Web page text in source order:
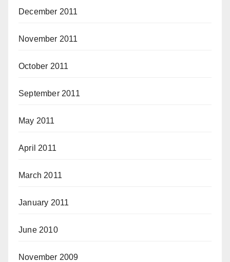
December 2011
November 2011
October 2011
September 2011
May 2011
April 2011
March 2011
January 2011
June 2010
November 2009